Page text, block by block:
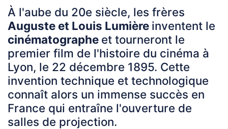
À l'aube du 20e siècle, les frères
Auguste et Louis Lumière inventent le
cinématographe et tourneront le
premier film de l'histoire du cinéma à
Lyon, le 22 décembre 1895. Cette
invention technique et technologique
connaît alors un immense succès en
France qui entraîne l'ouverture de
salles de projection.